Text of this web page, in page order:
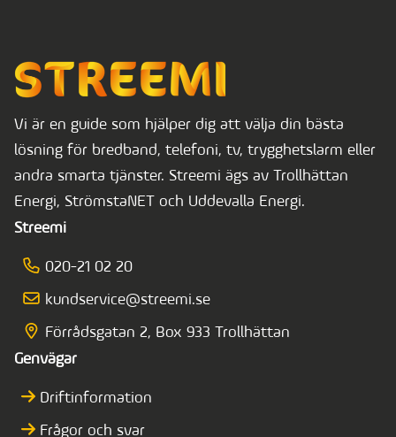
Vi är en guide som hjälper dig att välja din bästa
lösning för bredband, telefoni, tv, trygghetslarm eller
andra smarta tjänster. Streemi ägs av Trollhättan
Energi, StrömstaNET och Uddevalla Energi.
Streemi
020-21 02 20
kundservice@streemi.se
Förrådsgatan 2, Box 933 Trollhättan
Genvägar
Driftinformation
Frågor och svar